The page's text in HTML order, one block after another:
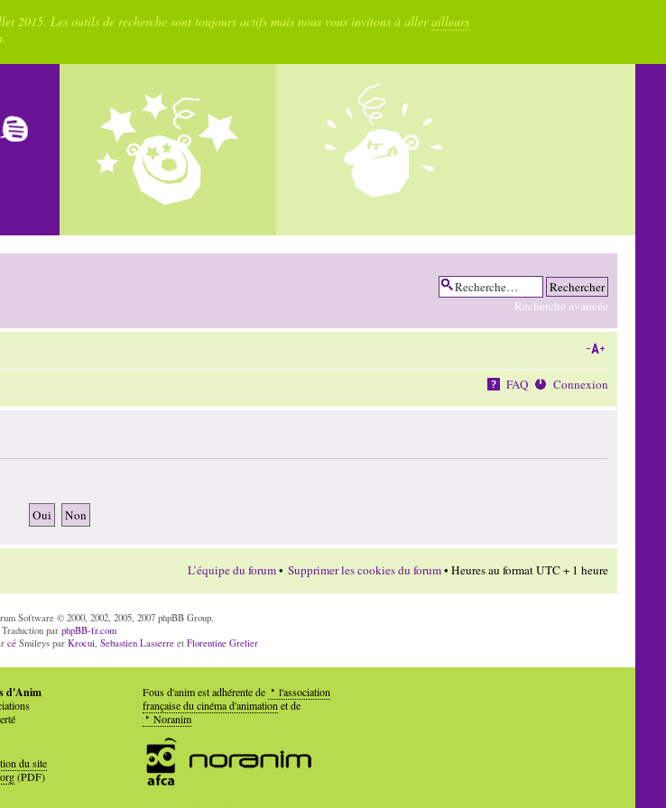
2015. Les outils de recherche sont toujours actifs mais nous vous invitons à allerailleurs
Recherche avancée
FAQ Connexion
L’équipe du forum• Supprimer les cookies du forum• Heures au format UTC + 1 heure
Software © 2000, 2002, 2005, 2007 phpBB Group.
Traduction parphpBB-fr.com
cé Smileys parKrocui,Sebastien Lasserre etFlorentine Grelier
d'Anim
du site
(PDF)
Fous d'anim est adhérente de
l'association
française du cinéma d'animation et de
Noranim